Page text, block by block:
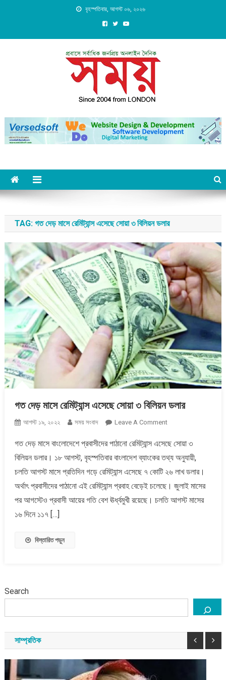
বৃহস্পতিবার, আগস্ট ০৬, ২০২৬
Daily Shomoy, Since 2004
from LONDON
TAG: গত দেড় মাসে রেমিট্যান্স এসেছে সোয়া ৩ বিলিয়ন ডলার
গত দেড় মাসে রেমিট্যান্স এসেছে সোয়া ৩ বিলিয়ন ডলার
আগস্ট ১৯, ২০২২ সময় সংবাদ Leave A CommentOn
দেড়
মাসে
রেমিট্যান্স
সোয়া
৩
গত দেড় মাসে বাংলােদেশে প্রবাসীদের পাঠানো রেমিট্যান্স এসেছে সোয়া ৩
বিলিয়ন ডলার। ১৮ আগস্ট, বৃহস্পতিবার বাংলাদেশ ব্যাংকের তথ্য অনুযায়ী,
চলতি আগস্ট মাসে প্রতিদিন গড়ে রেমিট্যান্স এসেছে ৭ কোটি ২৬ লাখ ডলার।
অর্থাৎ প্রবাসীদের পাঠানো এই রেমিট্যান্স প্রবাহ বেড়েই চলেছে। জুলাই মাসের
পর আগস্টেও প্রবাসী আয়ের গতি বেশ ঊর্ধ্বমুখী রয়েছে। চলতি আগস্ট মাসের
১৬ দিনে ১১৭ […]
বিস্তারিত পড়ুন
Search
সাম্প্রতিক